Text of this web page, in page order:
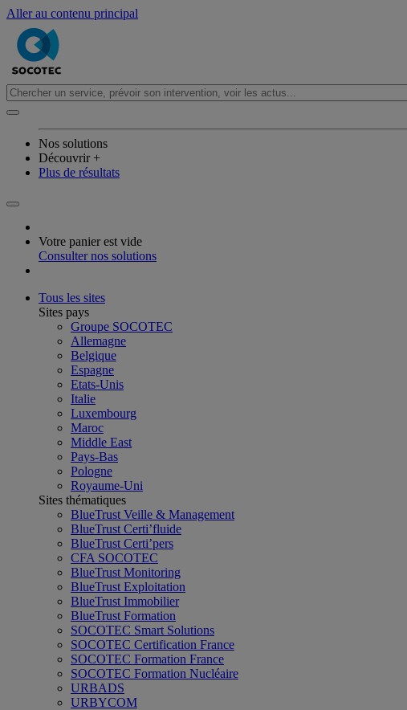
Aller au contenu principal
Nos solutions
Découvrir +
Plus de résultats
Votre panier est vide
Consulter nos solutions
Tous les sites
Sites pays
Groupe SOCOTEC
Allemagne
Belgique
Espagne
Etats-Unis
Italie
Luxembourg
Maroc
Middle East
Pays-Bas
Pologne
Royaume-Uni
Sites thématiques
BlueTrust Veille & Management
BlueTrust Certi’fluide
BlueTrust Certi’pers
CFA SOCOTEC
BlueTrust Monitoring
BlueTrust Exploitation
BlueTrust Immobilier
BlueTrust Formation
SOCOTEC Smart Solutions
SOCOTEC Certification France
SOCOTEC Formation France
SOCOTEC Formation Nucléaire
URBADS
URBYCOM